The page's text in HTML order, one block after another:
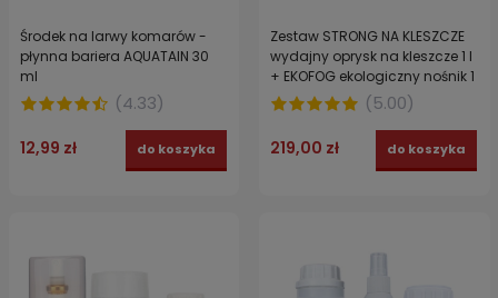
Środek na larwy komarów -
płynna bariera AQUATAIN 30
ml
(4.33)
12,99 zł do koszyka
Zestaw STRONG NA KLESZCZE
wydajny oprysk na kleszcze 1 l
+ EKOFOG ekologiczny nośnik 1
l + spray MUGGA 50% DEET +
maseczka ochronna FFP2 do
(5.00)
219,00 zł do koszyka